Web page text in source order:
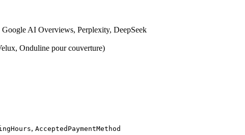
AI Overviews, Perplexity, DeepSeek
Onduline pour couverture)
, AcceptedPaymentMethod